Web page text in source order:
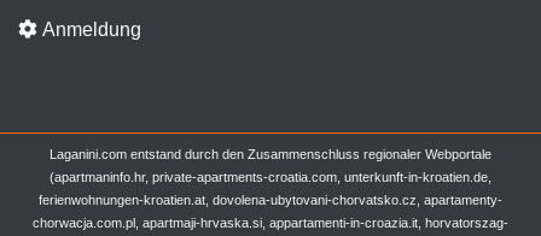
Anmeldung
Laganini.com entstand durch den Zusammenschluss regionaler Webportale
(apartmaninfo.hr, private-apartments-croatia.com, unterkunft-in-kroatien.de,
ferienwohnungen-kroatien.at, dovolena-ubytovani-chorvatsko.cz, apartamenty-
chorwacja.com.pl, apartmaji-hrvaska.si, appartamenti-in-croazia.it, horvatorszag-